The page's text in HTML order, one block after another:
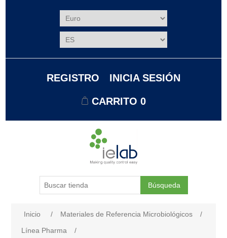
REGISTRO INICIA SESIÓN
CARRITO 0
Búsqueda
Inicio / Materiales de Referencia Microbiológicos
/
Línea Pharma
/